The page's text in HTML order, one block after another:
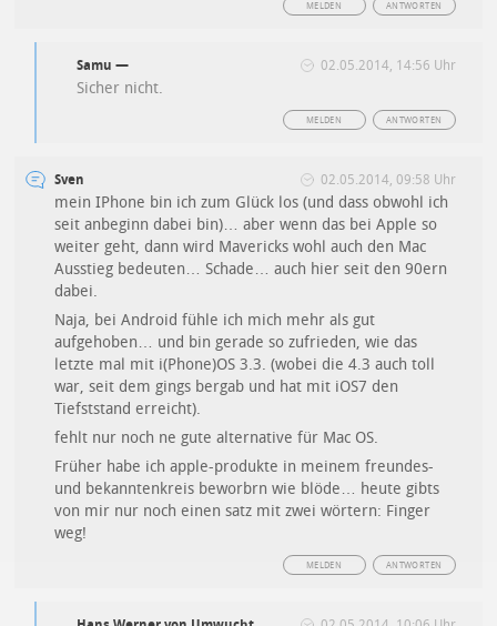
ANTWORTEN
MELDEN
Samu — 02.05.2014, 14:56 Uhr
Sicher nicht.
ANTWORTEN
MELDEN
Sven 02.05.2014, 09:58 Uhr
mein IPhone bin ich zum Glück los (und dass obwohl ich
seit anbeginn dabei bin)… aber wenn das bei Apple so
weiter geht, dann wird Mavericks wohl auch den Mac
Ausstieg bedeuten… Schade… auch hier seit den 90ern
dabei.
Naja, bei Android fühle ich mich mehr als gut
aufgehoben… und bin gerade so zufrieden, wie das
letzte mal mit i(Phone)OS 3.3. (wobei die 4.3 auch toll
war, seit dem gings bergab und hat mit iOS7 den
Tiefststand erreicht).
fehlt nur noch ne gute alternative für Mac OS.
Früher habe ich apple-produkte in meinem freundes-
und bekanntenkreis beworbrn wie blöde… heute gibts
von mir nur noch einen satz mit zwei wörtern: Finger
weg!
ANTWORTEN
MELDEN